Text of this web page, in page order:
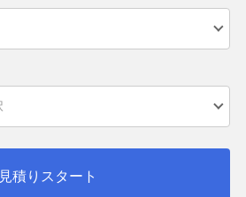
見積りスタート